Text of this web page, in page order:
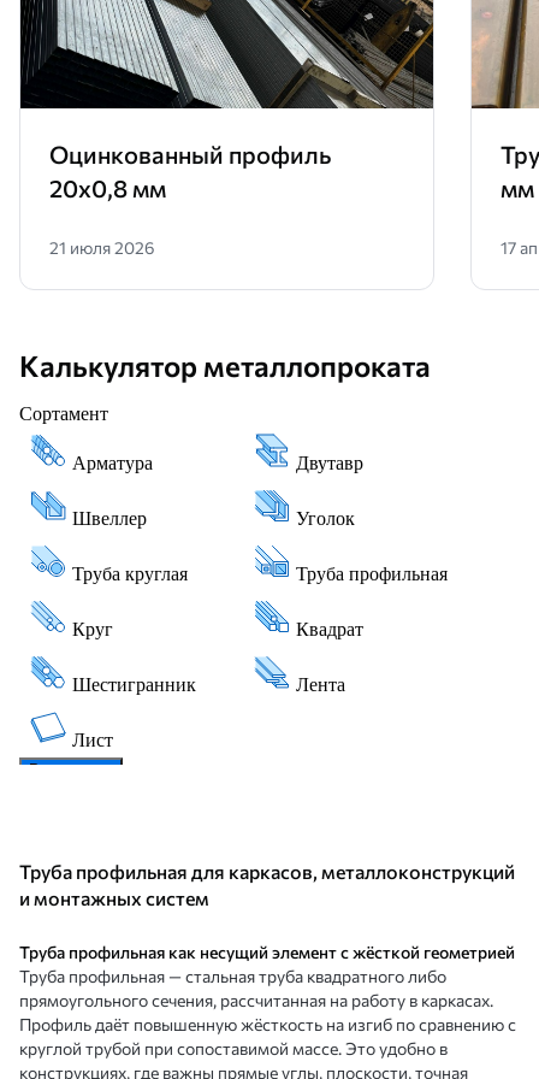
Оцинкованный профиль
20х0,8 мм
21 июля 2026
мм
17
Калькулятор металлопроката
Труба профильная для каркасов, металлоконструкций
и монтажных систем
Труба профильная как несущий элемент с жёсткой геометрией
Труба профильная — стальная труба квадратного либо
прямоугольного сечения, рассчитанная на работу в каркасах.
Профиль даёт повышенную жёсткость на изгиб по сравнению с
круглой трубой при сопоставимой массе. Это удобно в
конструкциях, где важны прямые углы, плоскости, точная